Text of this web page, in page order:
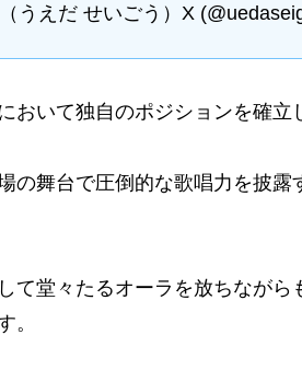
うえだ せいごう）X
おいて独自のポジションを確立
の舞台で圧倒的な歌唱力を披
て堂々たるオーラを放ちなが
。